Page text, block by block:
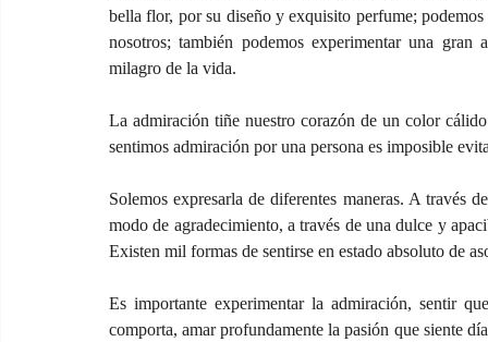
bella flor, por su diseño y exquisito perfume;
nosotros; también podemos experimentar una
milagro de la vida.
La admiración tiñe nuestro corazón de un color
sentimos admiración por una persona es imposible
Solemos expresarla de diferentes maneras. A través
modo de agradecimiento, a través de una dulce y
Existen mil formas de sentirse en estado absoluto de
Es importante experimentar la admiración, sentir
comporta, amar profundamente la pasión que siente